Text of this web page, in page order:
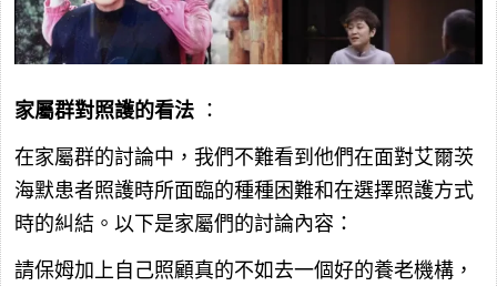
家屬群對照護的看法 ：
在家屬群的討論中，我們不難看到他們在面對艾爾茨
海默患者照護時所面臨的種種困難和在選擇照護方式
時的糾結。以下是家屬們的討論內容：
請保姆加上自己照顧真的不如去一個好的養老機構，